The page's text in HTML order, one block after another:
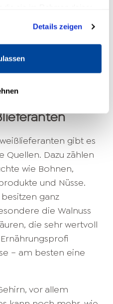
Details zeigen
sollte man das
Denn da stecken
diesen gelben
Eier schützen scharf
bitte dein
auch mal drei.“
gibt es
Quellen. Dazu zählen
wie Bohnen,
und Nüsse.
besitzen ganz
die Walnuss
die sehr wertvoll
– am besten eine
vor allem